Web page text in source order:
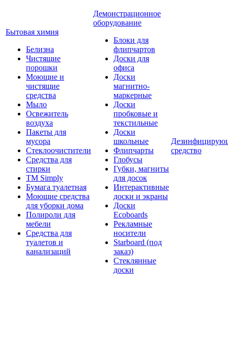
Бытовая химия
Белизна
Чистящие
порошки
Моющие и
чистящие
средства
Мыло
Освежитель
воздуха
Пакеты для
мусора
Стеклоочистители
Средства для
стирки
TM Simply
Бумага туалетная
Моющие средства
для уборки дома
Полироли для
мебели
Средства для
туалетов и
канализаций
Демонстрационное
оборудование
Блоки для
флипчартов
Доски для
офиса
Доски
магнитно-
маркерные
Доски
пробковые и
текстильные
Доски
школьные
Флипчарты
Глобусы
Губки, магниты
для досок
Интерактивные
доски и экраны
Доски
Ecoboards
Рекламные
носители
Starboard (под
заказ)
Стеклянные
доски
средство